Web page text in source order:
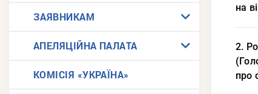
ЗАЯВНИКАМ
АПЕЛЯЦІЙНА ПАЛАТА
КОМІСІЯ «УКРАЇНА»
на
2.
про